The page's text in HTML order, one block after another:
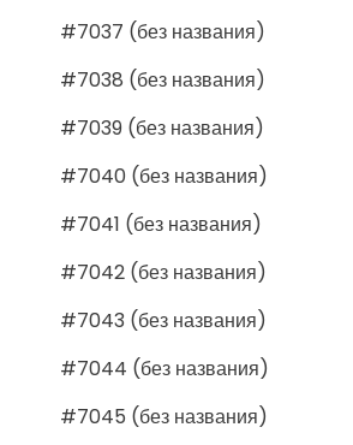
#7037 (без названия)
#7038 (без названия)
#7039 (без названия)
#7040 (без названия)
#7041 (без названия)
#7042 (без названия)
#7043 (без названия)
#7044 (без названия)
#7045 (без названия)